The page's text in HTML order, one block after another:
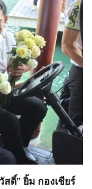
ดิ์” ยิ้ม กองเชียร์